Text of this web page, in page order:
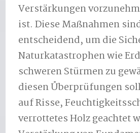
Verstärkungen
ist. Diese Maßnahmen
entscheidend, um die
Naturkatastrophen wie
schweren Stürmen zu
diesen Überprüfungen
auf Risse,
verrottetes Holz geachtet